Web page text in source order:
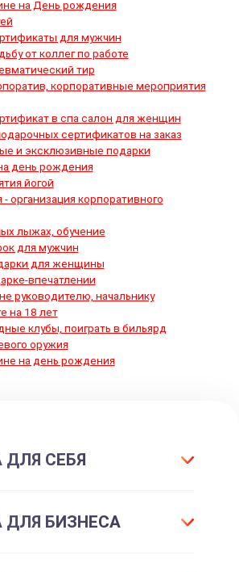
на День рождения
для мужчин
от коллег по работе
тир
корпоративные мероприятия
в спа салон для женщин
сертификатов на заказ
и эксклюзивные подарки
день рождения
йогой
организация корпоративного
лыжах, обучение
для мужчин
для женщины
впечатлении
руководителю, начальнику
на 18 лет
клубы, поиграть в бильярд
оружия
на день рождения
СЕБЯ
ДЛЯ БИЗНЕСА